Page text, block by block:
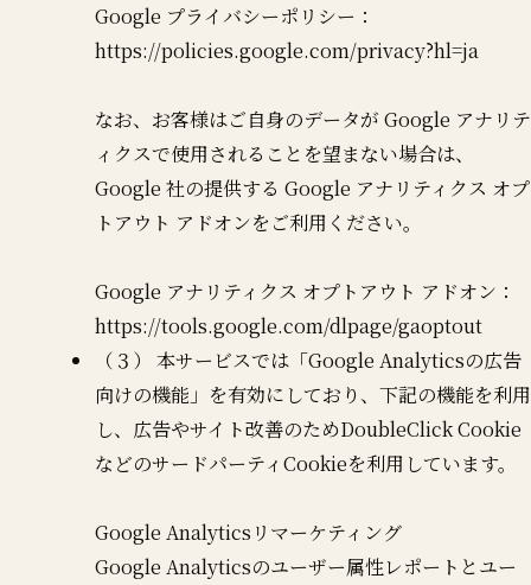
Google プライバシーポリシー：
https://policies.google.com/privacy?hl=ja
なお、お客様はご自身のデータが Google アナリテ
ィクスで使用されることを望まない場合は、
Google 社の提供する Google アナリティクス オプ
トアウト アドオンをご利用ください。
Google アナリティクス オプトアウト アドオン：
https://tools.google.com/dlpage/gaoptout
（３） 本サービスでは「Google Analyticsの広告
向けの機能」を有効にしており、下記の機能を利用
し、広告やサイト改善のためDoubleClick Cookie
などのサードパーティCookieを利用しています。
Google Analyticsリマーケティング
Google Analyticsのユーザー属性レポートとユー